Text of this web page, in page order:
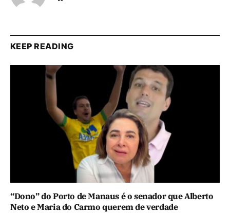
KEEP READING
“Dono” do Porto de Manaus é o senador que Alberto
Neto e Maria do Carmo querem de verdade